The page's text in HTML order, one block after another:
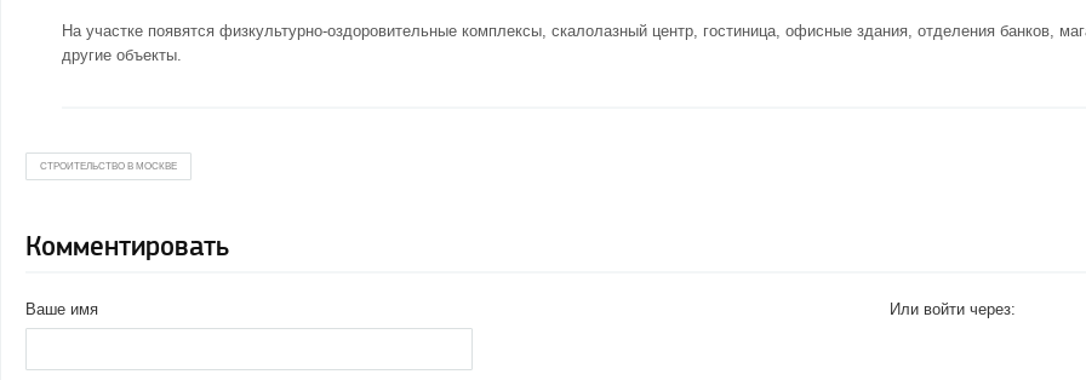
На участке появятся физкультурно-оздоровительные комплексы, скалолазный центр, гостиница, офисные здания, отделения банков,
другие объекты.
СТРОИТЕЛЬСТВО В МОСКВЕ
Комментировать
Ваше имя Или войти через: